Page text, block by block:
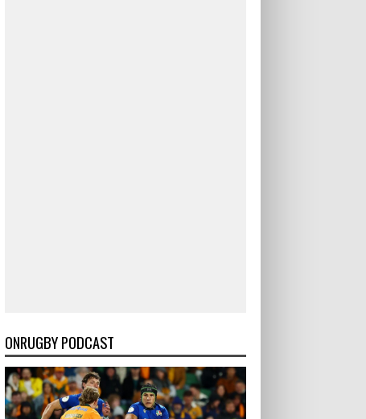
ONRUGBY PODCAST